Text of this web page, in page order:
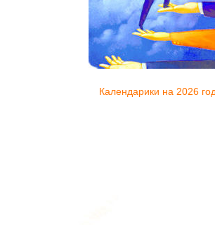
Календарики на 2026 год